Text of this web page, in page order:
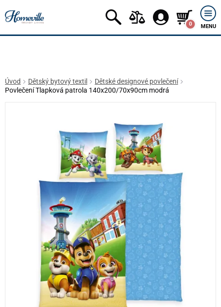
0 MENU
Úvod Dětský bytový textil
Dětské designové povlečení
Povlečení Tlapková patrola 140x200/70x90cm modrá